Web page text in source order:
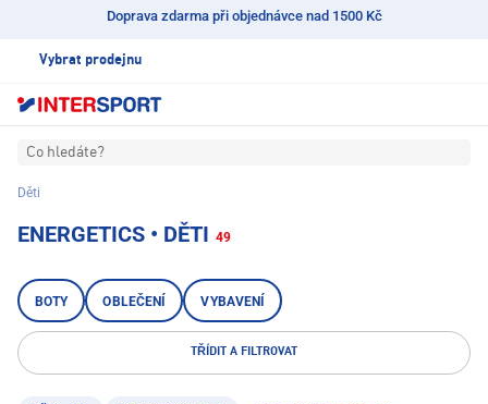
Doprava zdarma při objednávce nad 1500 Kč
Vybrat prodejnu
Co hledáte?
Děti
ENERGETICS • DĚTI 49
BOTY OBLEČENÍ VYBAVENÍ
TŘÍDIT A FILTROVAT